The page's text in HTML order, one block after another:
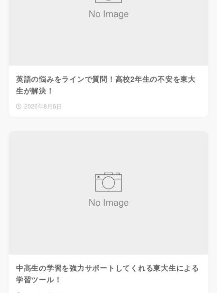
英語の悩みをラインで質問！高校2年生の不安を東大
生が解決！
2026年8月6日
中高生の学習を強力サポートしてくれる東大生による
学習ツール！